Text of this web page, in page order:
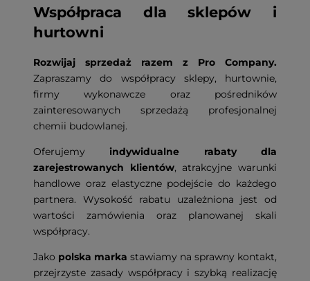
Współpraca dla sklepów i
hurtowni
Rozwijaj sprzedaż razem z Pro Company.
Zapraszamy do współpracy sklepy, hurtownie,
firmy wykonawcze oraz pośredników
zainteresowanych sprzedażą profesjonalnej
chemii budowlanej.
Oferujemy indywidualne rabaty dla
zarejestrowanych klientów, atrakcyjne warunki
handlowe oraz elastyczne podejście do każdego
partnera. Wysokość rabatu uzależniona jest od
wartości zamówienia oraz planowanej skali
współpracy.
Jako polska marka stawiamy na sprawny kontakt,
przejrzyste zasady współpracy i szybką realizację